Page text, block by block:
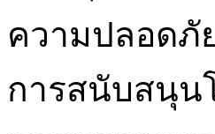
ความปลอดภั
การสนับสนุน